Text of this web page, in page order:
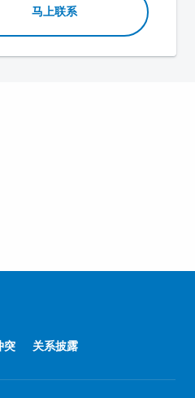
马上联系
突 关系披露